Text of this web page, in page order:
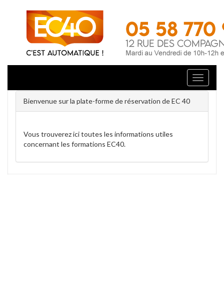
Toggle
Bienvenue sur la plate-forme de réservation de EC 40
Vous trouverez ici toutes les informations utiles
concernant les formations EC40.